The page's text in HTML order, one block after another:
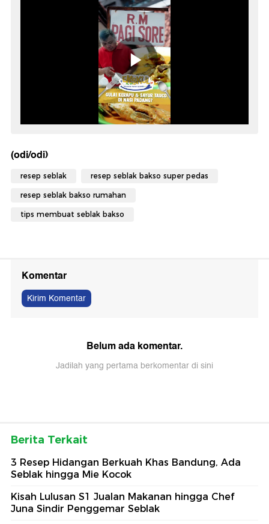
(odi/odi)
resep seblak resep seblak bakso super pedas
resep seblak bakso rumahan
tips membuat seblak bakso
Komentar
Kirim Komentar
Belum ada komentar.
Jadilah yang pertama berkomentar di sini
Berita Terkait
3 Resep Hidangan Berkuah Khas Bandung, Ada
Seblak hingga Mie Kocok
Kisah Lulusan S1 Jualan Makanan hingga Chef
Juna Sindir Penggemar Seblak